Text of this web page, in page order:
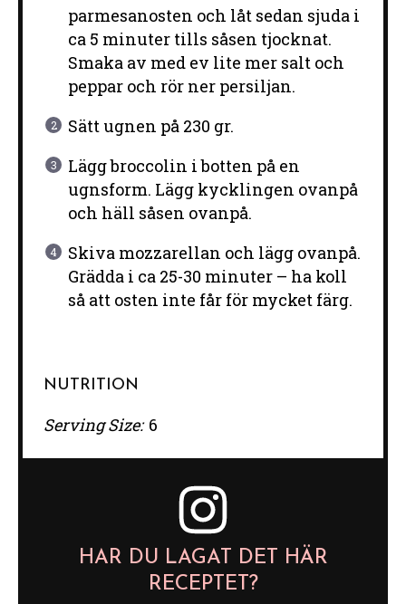
parmesanosten och låt sedan sjuda i
ca 5 minuter tills såsen tjocknat.
Smaka av med ev lite mer salt och
peppar och rör ner persiljan.
Sätt ugnen på 230 gr.
Lägg broccolin i botten på en
ugnsform. Lägg kycklingen ovanpå
och häll såsen ovanpå.
Skiva mozzarellan och lägg ovanpå.
Grädda i ca 25-30 minuter – ha koll
så att osten inte får för mycket färg.
NUTRITION
Serving Size: 6
HAR DU LAGAT DET HÄR
RECEPTET?